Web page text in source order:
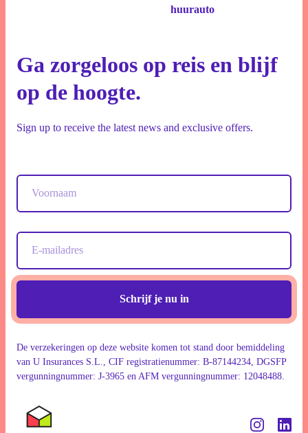
huurauto
Ga zorgeloos op reis en blijf
op de hoogte.
Sign up to receive the latest news and exclusive offers.
Schrijf je nu in
De verzekeringen op deze website komen tot stand door bemiddeling
van U Insurances S.L., CIF registratienummer: B-87144234, DGSFP
vergunningnummer: J-3965 en AFM vergunningnummer: 12048488.